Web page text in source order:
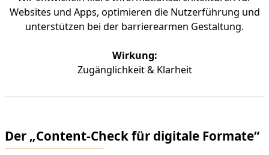
Websites und Apps, optimieren die Nutzerführung und
unterstützen bei der barrierearmen Gestaltung.
Wirkung:
Zugänglichkeit & Klarheit
Der „Content-Check für digitale Formate“